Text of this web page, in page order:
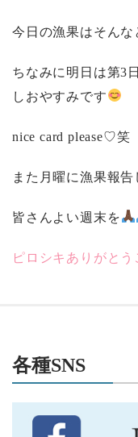
今日の漁果はそんな
ちなみに明日は第3
しおやすみです
nice card please♡笑
また月曜に漁果報告
皆さんよい週末を
ピロシキありがとう
各種SNS